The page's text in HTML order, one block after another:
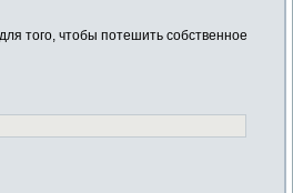
того, чтобы потешить собственное